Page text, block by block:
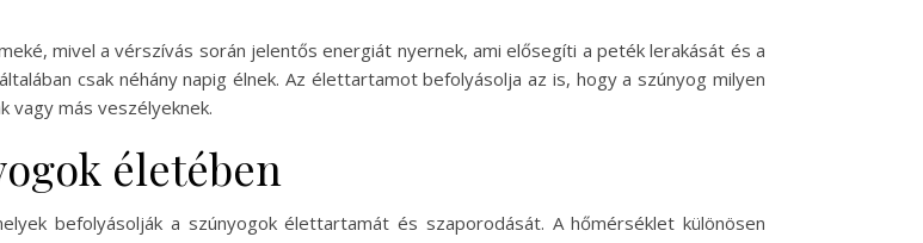
mivel a vérszívás során jelentős energiát nyernek, ami elősegíti a peték lerakását és a
csak néhány napig élnek. Az élettartamot befolyásolja az is, hogy a szúnyog milyen
vagy más veszélyeknek.
életében
befolyásolják a szúnyogok élettartamát és szaporodását. A hőmérséklet különösen